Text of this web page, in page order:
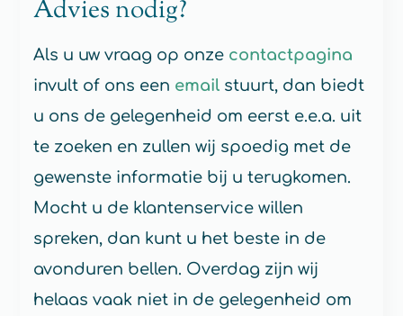
Advies nodig?
Als u uw vraag op onze contactpagina
invult of ons een email stuurt, dan biedt
u ons de gelegenheid om eerst e.e.a. uit
te zoeken en zullen wij spoedig met de
gewenste informatie bij u terugkomen.
Mocht u de klantenservice willen
spreken, dan kunt u het beste in de
avonduren bellen. Overdag zijn wij
helaas vaak niet in de gelegenheid om